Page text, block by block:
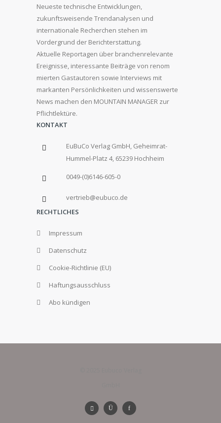
Neueste technische Entwicklungen,
zukunftsweisende Trendanalysen und
internationale Recherchen stehen im
Vordergrund der Berichterstattung.
Aktuelle Reportagen über branchenrelevante
Ereignisse, interessante Beiträge von renom
mierten Gastautoren sowie Interviews mit
markanten Persönlichkeiten und wissenswerte
News machen den MOUNTAIN MANAGER zur
Pflichtlektüre.
KONTAKT
EuBuCo Verlag GmbH, Geheimrat-
Hummel-Platz 4, 65239 Hochheim
0049-(0)6146-605-0
vertrieb@eubuco.de
RECHTLICHES
Impressum
Datenschutz
Cookie-Richtlinie (EU)
Haftungsausschluss
Abo kündigen